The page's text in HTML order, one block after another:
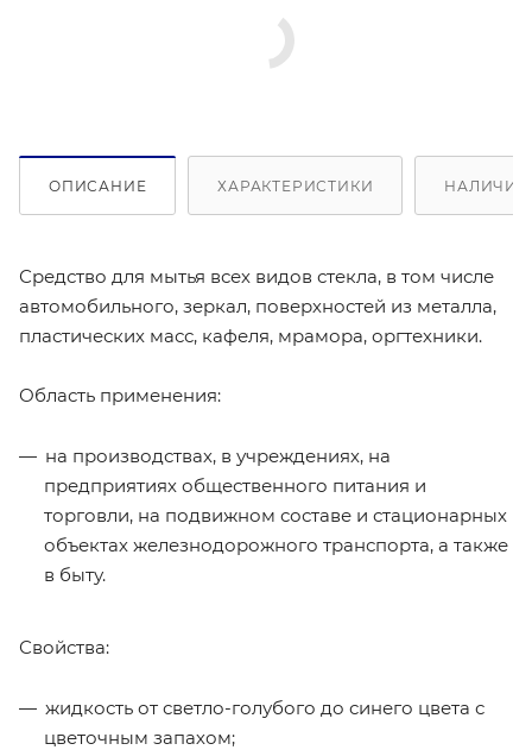
ОПИСАНИЕ ХАРАКТЕРИСТИКИ НАЛИЧИЕ
Средство для мытья всех видов стекла, в том числе
автомобильного, зеркал, поверхностей из металла,
пластических масс, кафеля, мрамора, оргтехники.
Область применения:
на производствах, в учреждениях, на
предприятиях общественного питания и
торговли, на подвижном составе и стационарных
объектах железнодорожного транспорта, а также
в быту.
Свойства:
жидкость от светло-голубого до синего цвета с
цветочным запахом;